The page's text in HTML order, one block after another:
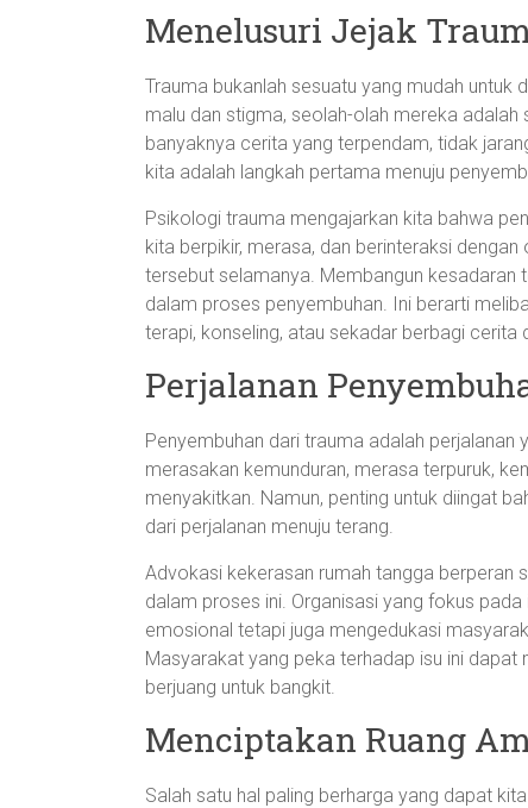
Menelusuri Jejak
Trauma bukanlah sesuatu yang mudah
malu dan stigma, seolah-olah mereka
banyaknya cerita yang terpendam, tidak
kita adalah langkah pertama menuju
Psikologi trauma mengajarkan kita bahwa
kita berpikir, merasa, dan berinteraksi
tersebut selamanya. Membangun kesadaran
dalam proses penyembuhan. Ini berarti
terapi, konseling, atau sekadar berbagi cerita
Perjalanan
Penyembuhan dari trauma adalah perjalanan
merasakan kemunduran, merasa terpuruk,
menyakitkan. Namun, penting untuk diingat
dari perjalanan menuju terang.
Advokasi kekerasan rumah tangga berperan
dalam proses ini. Organisasi yang fokus
emosional tetapi juga mengedukasi
Masyarakat yang peka terhadap isu ini
berjuang untuk bangkit.
Menciptakan Ruang
Salah satu hal paling berharga yang dapat